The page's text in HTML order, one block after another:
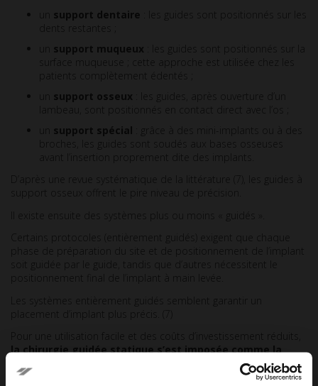
support dentaire : les guides sont positionnés sur les
dents restantes ;
support muqueux : les guides sont positionnés sur la
surface muqueuse ; cette approche est utilisée chez les
patients complètement édentés ;
support osseux : les guides, après ouverture d’un
lambeau, sont positionnés en contact direct avec l’os ;
support spécial : grâce à des mini-implants ou à des
broches, les guides sont soudés aux bases osseuses
avant l’insertion proprement dite des implants.
D’après une revue systématique de la littérature (7), les guides à
support osseux offrent le pire niveau de précision.
Il existe ensuite des systèmes plus ou moins « guidés ».
Certains protocoles (entièrement guidés) exigent que chaque
phase de préparation du site et de positionnement de l’implant
soit guidée par le guide, tandis que d’autres nécessitent le
positionnement final de l’implant à main levée.
Les systèmes entièrement guidés semblent garantir un
placement d’implant plus précis. (7)
Pour une utilisation facile et des coûts d’investissement réduits,
la chirurgie guidée statique s’est imposée comme la
technique de choix par rapport à la chirurgie dynamique.
(6)